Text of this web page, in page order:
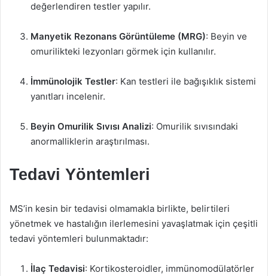
değerlendiren testler yapılır.
Manyetik Rezonans Görüntüleme (MRG): Beyin ve
omurilikteki lezyonları görmek için kullanılır.
İmmünolojik Testler: Kan testleri ile bağışıklık sistemi
yanıtları incelenir.
Beyin Omurilik Sıvısı Analizi: Omurilik sıvısındaki
anormalliklerin araştırılması.
Tedavi Yöntemleri
MS’in kesin bir tedavisi olmamakla birlikte, belirtileri
yönetmek ve hastalığın ilerlemesini yavaşlatmak için çeşitli
tedavi yöntemleri bulunmaktadır:
İlaç Tedavisi: Kortikosteroidler, immünomodülatörler